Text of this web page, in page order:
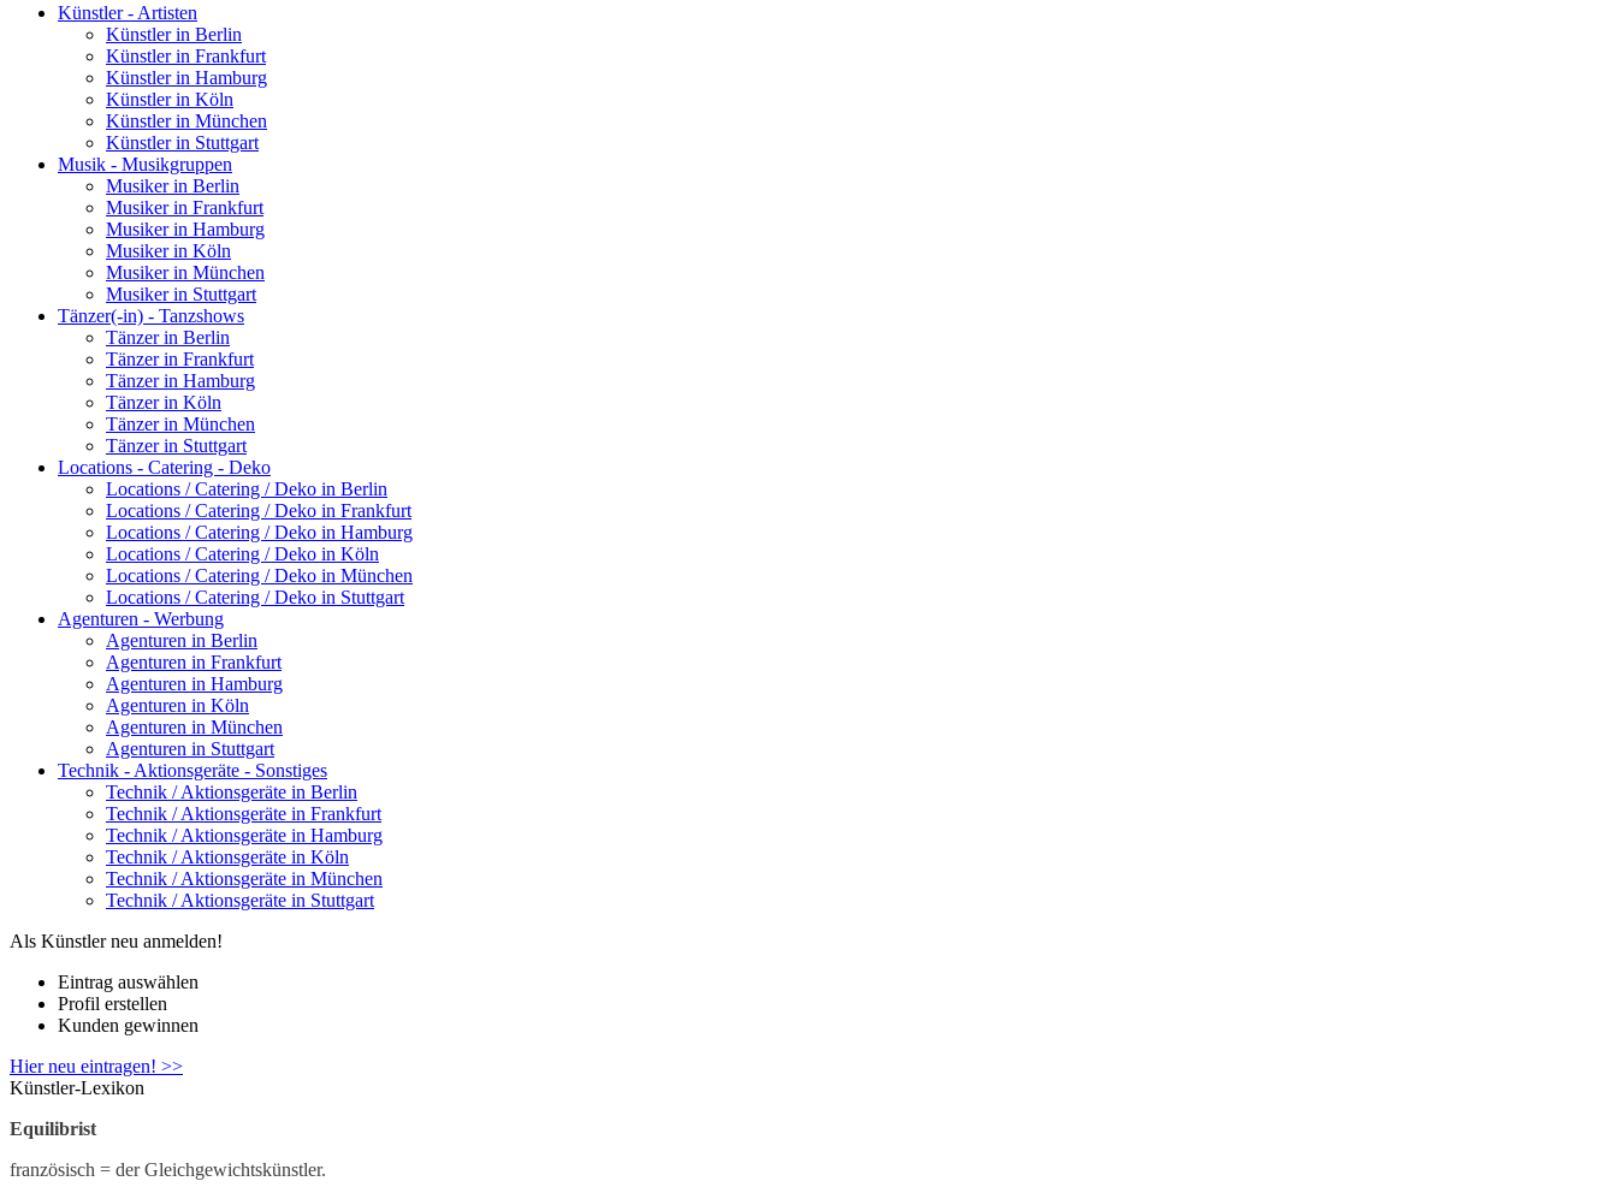
Künstler - Artisten
Künstler in Berlin
Künstler in Frankfurt
Künstler in Hamburg
Künstler in Köln
Künstler in München
Künstler in Stuttgart
Musik - Musikgruppen
Musiker in Berlin
Musiker in Frankfurt
Musiker in Hamburg
Musiker in Köln
Musiker in München
Musiker in Stuttgart
Tänzer(-in) - Tanzshows
Tänzer in Berlin
Tänzer in Frankfurt
Tänzer in Hamburg
Tänzer in Köln
Tänzer in München
Tänzer in Stuttgart
Locations - Catering - Deko
Locations / Catering / Deko in Berlin
Locations / Catering / Deko in Frankfurt
Locations / Catering / Deko in Hamburg
Locations / Catering / Deko in Köln
Locations / Catering / Deko in München
Locations / Catering / Deko in Stuttgart
Agenturen - Werbung
Agenturen in Berlin
Agenturen in Frankfurt
Agenturen in Hamburg
Agenturen in Köln
Agenturen in München
Agenturen in Stuttgart
Technik - Aktionsgeräte - Sonstiges
Technik / Aktionsgeräte in Berlin
Technik / Aktionsgeräte in Frankfurt
Technik / Aktionsgeräte in Hamburg
Technik / Aktionsgeräte in Köln
Technik / Aktionsgeräte in München
Technik / Aktionsgeräte in Stuttgart
Als Künstler neu anmelden!
Eintrag auswählen
Profil erstellen
Kunden gewinnen
Hier neu eintragen! >>
Künstler-Lexikon
Equilibrist
französisch = der Gleichgewichtskünstler.